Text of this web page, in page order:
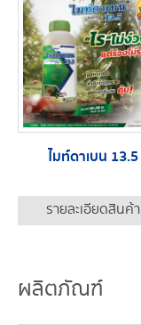
ไมท์ดาเบน 13.5
รายละเอียดสินค้า
ผลิตภัณฑ์